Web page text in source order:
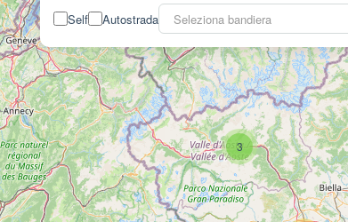
Self Autostrada Seleziona bandiera
3